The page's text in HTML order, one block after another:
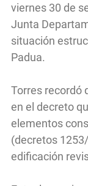
viernes 30 de
Junta
situación
Padua.
Torres recordó
en el decreto
elementos
(decretos
edificación